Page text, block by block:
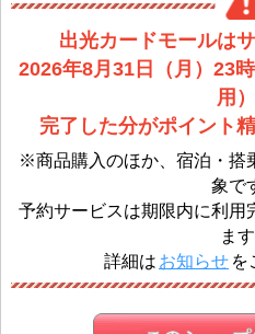
出光カードモールは
2026年8月31日（月）23
用
完了した分がポイント
※商品購入のほか、宿泊・搭
象で
予約サービスは期限内に利用
ます
詳細は お知らせ を